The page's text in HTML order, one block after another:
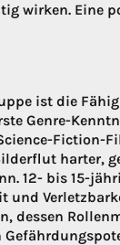
wirken.
ist die
Genre-
Fiction-
harter,
12- bis 15-
dessen